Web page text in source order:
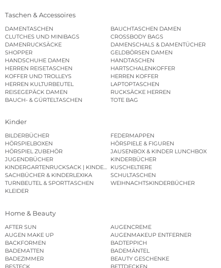
Taschen & Accessoires
DAMENTASCHEN
BAUCHTASCHEN DAMEN
CLUTCHES UND MINIBAGS
CROSSBODY BAGS
DAMENRUCKSÄCKE
DAMENSCHALS & DAMENTÜCHER
SHOPPER
GELDBÖRSEN DAMEN
HANDSCHUHE DAMEN
HANDTASCHEN
HERREN REISETASCHEN
HARTSCHALENKOFFER
KOFFER UND TROLLEYS
HERREN KOFFER
HERREN KULTURBEUTEL
LAPTOPTASCHEN
REISEGEPÄCK DAMEN
RUCKSÄCKE HERREN
BAUCH- & GÜRTELTASCHEN
TOTE BAG
Kinder
BILDERBÜCHER
FEDERMAPPEN
HÖRSPIELBOXEN
HÖRSPIELE & FIGUREN
HÖRSPIEL ZUBEHÖR
JAUSENBOX & KINDER LUNCHBOX
JUGENDBÜCHER
KINDERBÜCHER
KINDERGARTENRUCKSACK | KINDERGARTENBEUTEL
KUSCHELTIERE
SACHBÜCHER & KINDERLEXIKA
SCHULTASCHEN
TURNBEUTEL & SPORTTASCHEN
WEIHNACHTSKINDERBÜCHER
KLEIDER
Home & Beauty
AFTER SUN
AUGENCREME
AUGEN MAKE UP
AUGENMAKEUP ENTFERNER
BACKFORMEN
BADTEPPICH
BADEMATTEN
BADEMÄNTEL
BADEZIMMER
BEAUTY GESCHENKE
BESTECK
BETTDECKEN